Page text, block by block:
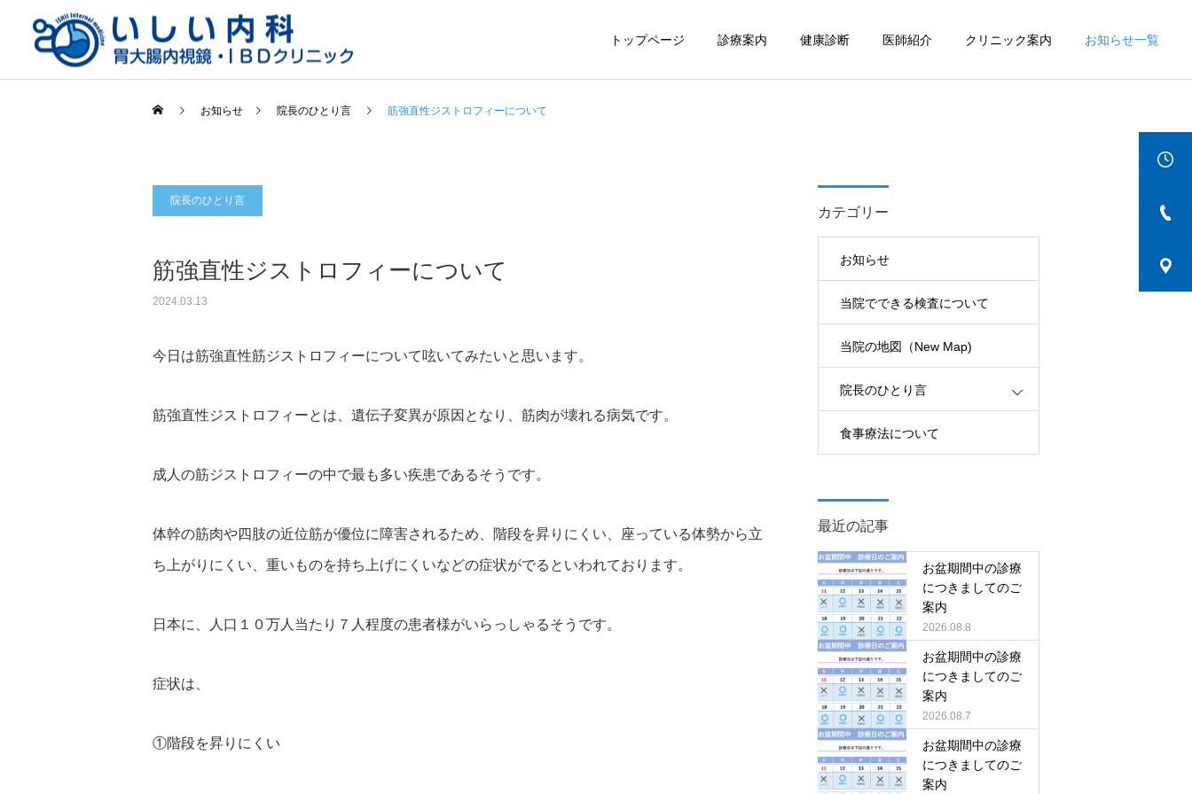
トップページ 診療案内 健康診断 医師紹介 クリニック案内 お知らせ一覧
お知らせ 院長のひとり言 筋強直性ジストロフィーについて
院長のひとり言
筋強直性ジストロフィーについて
2024.03.13
今日は筋強直性筋ジストロフィーについて呟いてみたいと思います。
筋強直性ジストロフィーとは、遺伝子変異が原因となり、筋肉が壊れる病気です。
成人の筋ジストロフィーの中で最も多い疾患であるそうです。
体幹の筋肉や四肢の近位筋が優位に障害されるため、階段を昇りにくい、座っている体勢から立
ち上がりにくい、重いものを持ち上げにくいなどの症状がでるといわれております。
日本に、人口１０万人当たり７人程度の患者様がいらっしゃるそうです。
症状は、
①階段を昇りにくい
カテゴリー
お知らせ
当院でできる検査について
当院の地図（New Map)
院長のひとり言
食事療法について
最近の記事
お盆期間中の診療
につきましてのご
案内
2026.08.8
お盆期間中の診療
につきましてのご
案内
2026.08.7
お盆期間中の診療
につきましてのご
案内